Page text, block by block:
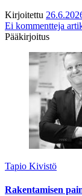
Kirjoitettu
Ei kommentteja
Pääkirjoitus
Tapio Kivistö
Rakentamisen